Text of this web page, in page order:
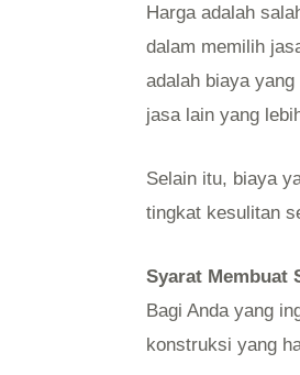
Harga adalah
dalam memilih
adalah biaya
jasa lain yang
Selain itu, biaya
tingkat kesulitan
Syarat Membuat
Bagi Anda yang
konstruksi yang